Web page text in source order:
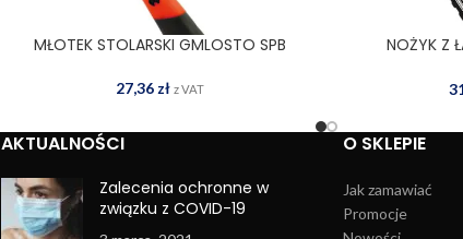
DODAJ DO KOSZYKA
MŁOTEK STOLARSKI GMLOSTO SPB
27,36 zł z VAT
DOWIEDZ SIĘ
NOŻYK Z
AKTUALNOŚCI
Zalecenia ochronne w
związku z COVID-19
O SKLEPIE
Jak zamawiać
Promocje